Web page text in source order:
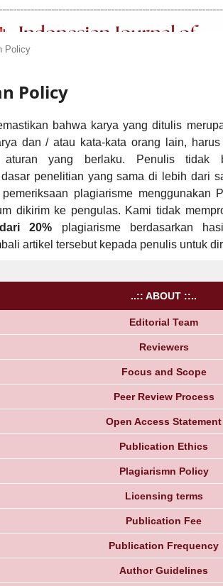
Policy
Policy
bahwa karya yang ditulis
dan / atau kata-kata orang lain,
aturan yang berlaku. Penulis tidak
penelitian yang sama di lebih dari
plagiarisme menggunakan
dikirim ke pengulas. Kami tidak
20% plagiarisme berdasarkan
artikel tersebut kepada penulis untuk
..:: ABOUT ::..
Editorial Team
Reviewers
Focus and Scope
Peer Review Process
Open Access Statement
Publication Ethics
Plagiarismn Policy
Licensing terms
Publication Fee
Publication Frequency
Author Guidelines